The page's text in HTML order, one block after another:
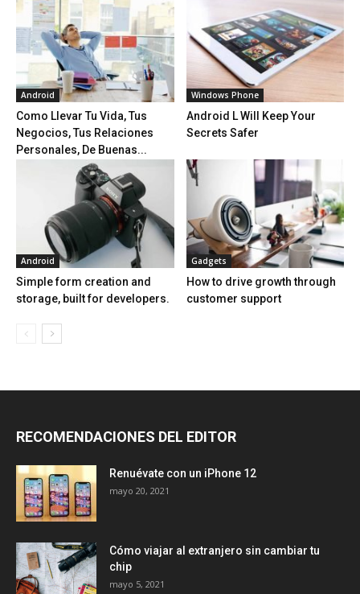
Android
Como Llevar Tu Vida, Tus
Negocios, Tus Relaciones
Personales, De Buenas...
Windows Phone
Android L Will Keep Your
Secrets Safer
Android
Simple form creation and
storage, built for developers.
Gadgets
How to drive growth through
customer support
RECOMENDACIONES DEL EDITOR
Renuévate con un iPhone 12
mayo 20, 2021
Cómo viajar al extranjero sin cambiar tu
chip
mayo 5, 2021